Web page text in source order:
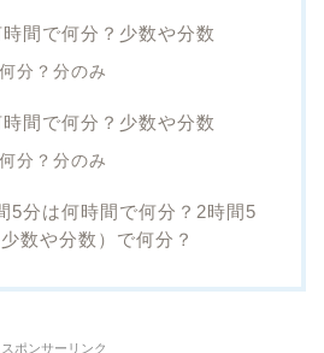
間で何分？少数や分数
分？分のみ
間で何分？少数や分数
分？分のみ
分は何時間で何分？2時間5
数や分数）で何分？
スポンサーリンク